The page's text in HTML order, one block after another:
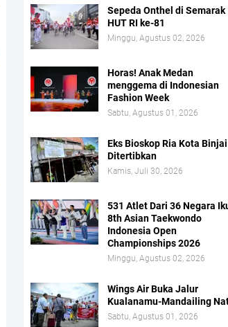
Sepeda Onthel di Semarak
HUT RI ke-81
Minggu, Agustus 02, 2026
Horas! Anak Medan
menggema di Indonesian
Fashion Week
Sabtu, Agustus 01, 2026
Eks Bioskop Ria Kota Binjai
Ditertibkan
Kamis, Juli 30, 2026
531 Atlet Dari 36 Negara
8th Asian Taekwondo
Indonesia Open
Championships 2026
Minggu, Agustus 02, 2026
Wings Air Buka Jalur
Kualanamu-Mandailing
Sabtu, Agustus 01, 2026